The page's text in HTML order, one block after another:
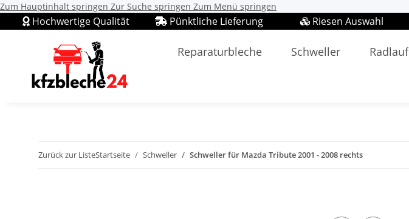
Zum Hauptinhalt springen Zur Suche springen Zum Menü springen
Riesen Auswahl
Pünktliche Lieferung
Hochwertige Qualität
Reparaturbleche Schweller Radlauf
Zurück zur ListeStartseite Schweller Schweller für Mazda Tribute 2001 - 2008 rechts